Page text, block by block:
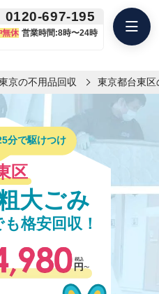
0120-697-195
無休 営業時間:8時〜24時
京の不用品回収 東京都台東
分で駆けつけ
区
大ごみ
格安回収！